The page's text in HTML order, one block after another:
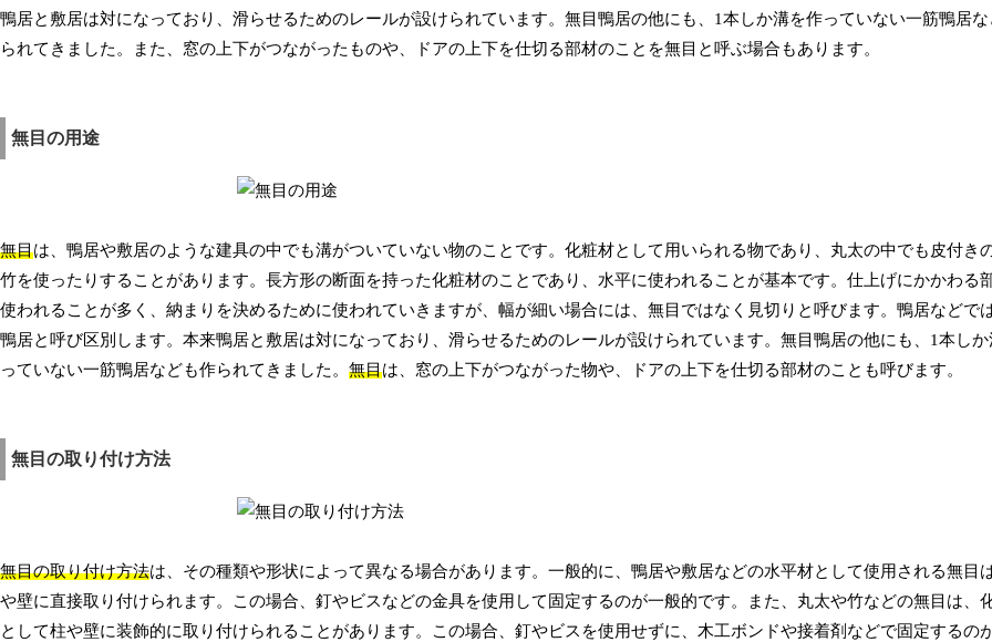
鴨居と敷居は対になっており、滑らせるためのレールが設けられています。無目鴨居の他にも、1本しか溝を作っていない一筋鴨居
られてきました。また、窓の上下がつながったものや、ドアの上下を仕切る部材のことを無目と呼ぶ場合もあります。
無目の用途
無目は、鴨居や敷居のような建具の中でも溝がついていない物のことです。化粧材として用いられる物であり、丸太の中でも皮付き
竹を使ったりすることがあります。長方形の断面を持った化粧材のことであり、水平に使われることが基本です。仕上げにかかわる
使われることが多く、納まりを決めるために使われていきますが、幅が細い場合には、無目ではなく見切りと呼びます。鴨居などで
鴨居と呼び区別します。本来鴨居と敷居は対になっており、滑らせるためのレールが設けられています。無目鴨居の他にも、1本し
っていない一筋鴨居なども作られてきました。 無目は、窓の上下がつながった物や、ドアの上下を仕切る部材のことも呼びます。
無目の取り付け方法
無目の取り付け方法は、その種類や形状によって異なる場合があります。一般的に、鴨居や敷居などの水平材として使用される無目
や壁に直接取り付けられます。この場合、釘やビスなどの金具を使用して固定するのが一般的です。また、丸太や竹などの無目は、
として柱や壁に装飾的に取り付けられることがあります。この場合、釘やビスを使用せずに、木工ボンドや接着剤などで固定するの